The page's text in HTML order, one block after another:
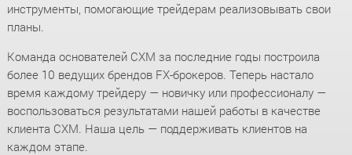
инструменты, помогающие трейдерам реализовывать свои
планы.
Команда основателей CXM за последние годы построила
более 10 ведущих брендов FX-брокеров. Теперь настало
время каждому трейдеру — новичку или профессионалу —
воспользоваться результатами нашей работы в качестве
клиента CXM. Наша цель — поддерживать клиентов на
каждом этапе.